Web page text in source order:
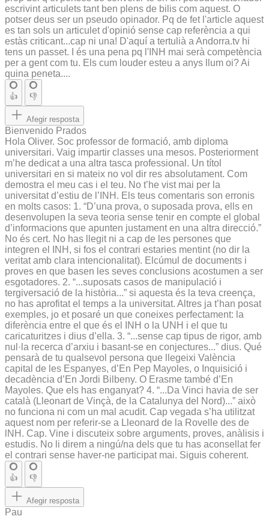
escrivint articulets tant ben plens de bilis com aquest. O
potser deus ser un pseudo opinador. Pq de fet l'article aquest
es tan sols un articulet d'opinió sense cap referència a qui
estàs criticant...cap ni una! D'aquí a tertulià a Andorra.tv hi
tens un passet. I és una pena pq l'INH mai serà competència
per a gent com tu. Els cum louder esteu a anys llum oi? Ai
quina peneta....
👍 👎
Afegir resposta
Bienvenido Prados
Hola Oliver. Soc professor de formació, amb diploma
universitari. Vaig impartir classes una mesos. Posteriorment
m’he dedicat a una altra tasca professional. Un títol
universitari en si mateix no vol dir res absolutament. Com
demostra el meu cas i el teu. No t’he vist mai per la
universitat d’estiu de l’INH. Els teus comentaris son erronis
en molts casos: 1. “D’una prova, o suposada prova, ells en
desenvolupen la seva teoria sense tenir en compte el global
d’informacions que apunten justament en una altra direcció.”
No és cert. No has llegit ni a cap de les persones que
integren el INH, si fos el contrari estaries mentint (no dir la
veritat amb clara intencionalitat). Elcúmul de documents i
proves en que basen les seves conclusions acostumen a ser
esgotadores. 2. “...suposats casos de manipulació i
tergiversació de la història...” si aquesta és la teva creença,
no has aprofitat el temps a la universitat. Altres ja t’han posat
exemples, jo et posaré un que coneixes perfectament: la
diferència entre el que és el INH o la UNH i el que tu
caricaturitzes i dius d’ella. 3. “...sense cap tipus de rigor, amb
nul·la recerca d’arxiu i basant-se en conjectures...” dius. Qué
pensarà de tu qualsevol persona que llegeixi València
capital de les Espanyes, d’En Pep Mayoles, o Inquisició i
decadència d’En Jordi Bilbeny. O Erasme també d’En
Mayoles. Que els has enganyat? 4. “...Da Vinci havia de ser
català (Lleonart de Vinçà, de la Catalunya del Nord)...” això
no funciona ni com un mal acudit. Cap vegada s’ha utilitzat
aquest nom per referir-se a Lleonard de la Rovelle des de
lNH. Cap. Vine i discuteix sobre arguments, proves, anàlisis i
estudis. No li direm a ningú/na dels que tu has aconsellat fer
el contrari sense haver-ne participat mai. Siguis coherent.
👍 👎
Afegir resposta
Pau